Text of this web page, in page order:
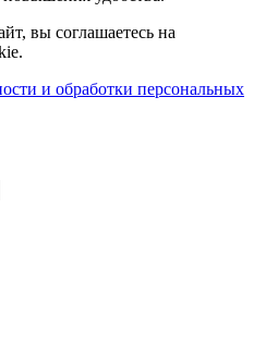
вы соглашаетесь на
и обработки персональных